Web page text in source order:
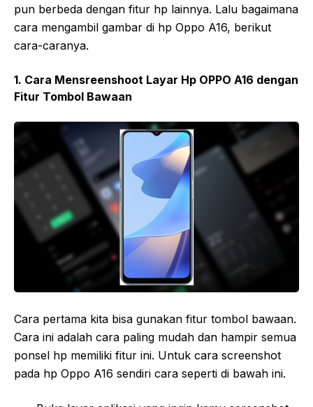
pun berbeda dengan fitur hp lainnya. Lalu bagaimana
cara mengambil gambar di hp Oppo A16, berikut
cara-caranya.
1. Cara Mensreenshoot Layar Hp OPPO A16 dengan
Fitur Tombol Bawaan
Cara pertama kita bisa gunakan fitur tombol bawaan.
Cara ini adalah cara paling mudah dan hampir semua
ponsel hp memiliki fitur ini. Untuk cara screenshot
pada hp Oppo A16 sendiri cara seperti di bawah ini.